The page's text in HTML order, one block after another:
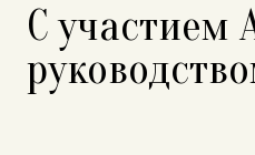
С участием